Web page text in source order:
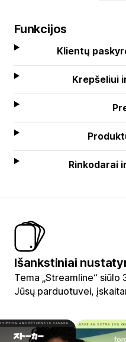
Funkcijos
Klientų
Krepšeliui
Rinkodarai
Išankstiniai
Tema „Streamline“
Jūsų parduotuvei,